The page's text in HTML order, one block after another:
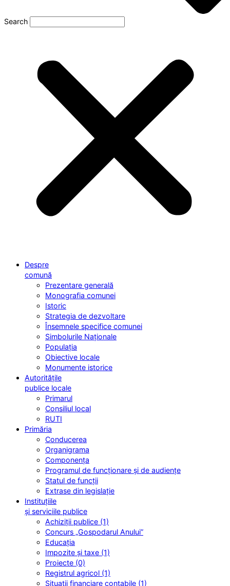
Search
Despre
comună
Prezentare generală
Monografia comunei
Istoric
Strategia de dezvoltare
Însemnele specifice comunei
Simbolurile Naționale
Populația
Obiective locale
Monumente istorice
Autoritățile
publice locale
Primarul
Consiliul local
RUTI
Primăria
Conducerea
Organigrama
Componența
Programul de funcționare și de audiențe
Statul de funcții
Extrase din legislație
Instituțiile
și serviciile publice
Achiziții publice (1)
Concurs „Gospodarul Anului”
Educația
Impozite și taxe (1)
Proiecte (0)
Registrul agricol (1)
Situații financiare contabile (1)